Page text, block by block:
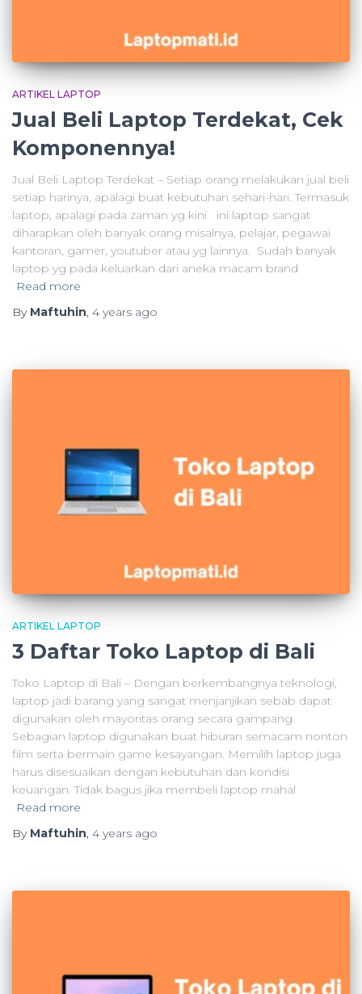
ARTIKEL LAPTOP
Jual Beli Laptop Terdekat, Cek
Komponennya!
Jual Beli Laptop Terdekat – Setiap orang melakukan jual beli
setiap harinya, apalagi buat kebutuhan sehari-hari. Termasuk
laptop, apalagi pada zaman yg kini ini laptop sangat
diharapkan oleh banyak orang misalnya, pelajar, pegawai
kantoran, gamer, youtuber atau yg lainnya. Sudah banyak
laptop yg pada keluarkan dari aneka macam brand
Read more
By Maftuhin, 4 years ago
ARTIKEL LAPTOP
3 Daftar Toko Laptop di Bali
Toko Laptop di Bali – Dengan berkembangnya teknologi,
laptop jadi barang yang sangat menjanjikan sebab dapat
digunakan oleh mayoritas orang secara gampang.
Sebagian laptop digunakan buat hiburan semacam nonton
film serta bermain game kesayangan. Memilih laptop juga
harus disesuaikan dengan kebutuhan dan kondisi
keuangan. Tidak bagus jika membeli laptop mahal
Read more
By Maftuhin, 4 years ago